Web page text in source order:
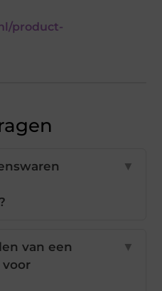
product-
▼
van een
▼